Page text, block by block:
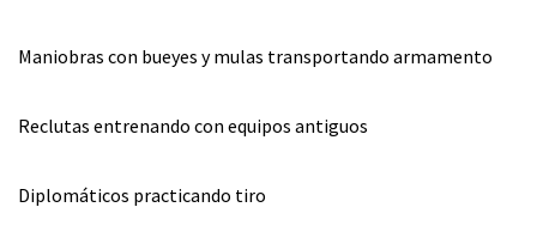
Maniobras con bueyes y mulas transportando armamento
Reclutas entrenando con equipos antiguos
Diplomáticos practicando tiro